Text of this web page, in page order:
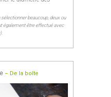
sélectionner beaucoup, deux ou
également être effectué avec
– De la boîte